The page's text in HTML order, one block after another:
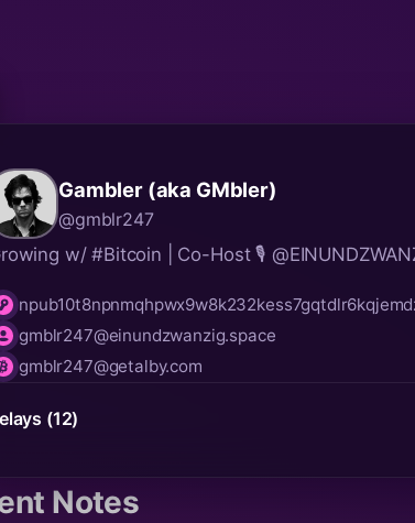
Gambler (aka GMbler)
@gmblr247
w/ #Bitcoin | Co-Host 🎙️
gmblr247@einundzwanzig.space
gmblr247@getalby.com
(12)
Notes